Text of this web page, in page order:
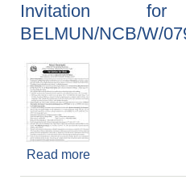
Invitation
BELMUN/NCB/W/
Read more